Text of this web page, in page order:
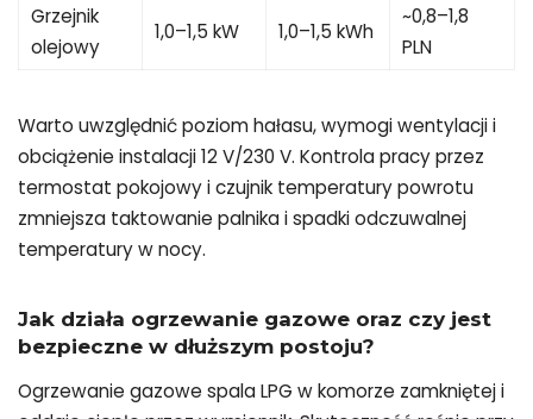
Grzejnik
olejowy
1,0–1,5 kW 1,0–1,5 kWh
~0,8–1,8
PLN
Warto uwzględnić poziom hałasu, wymogi wentylacji i
obciążenie instalacji 12 V/230 V. Kontrola pracy przez
termostat pokojowy i czujnik temperatury powrotu
zmniejsza taktowanie palnika i spadki odczuwalnej
temperatury w nocy.
Jak działa ogrzewanie gazowe oraz czy jest
bezpieczne w dłuższym postoju?
Ogrzewanie gazowe spala LPG w komorze zamkniętej i